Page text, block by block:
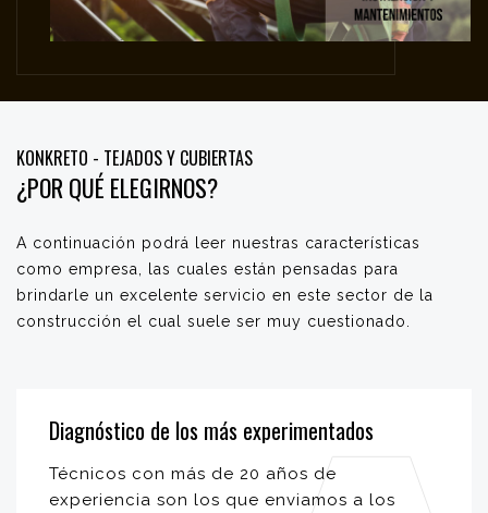
KONKRETO - TEJADOS Y CUBIERTAS
¿POR QUÉ ELEGIRNOS?
A continuación podrá leer nuestras características
como empresa, las cuales están pensadas para
brindarle un excelente servicio en este sector de la
construcción el cual suele ser muy cuestionado.
Diagnóstico de los más experimentados
Técnicos con más de 20 años de
experiencia son los que enviamos a los